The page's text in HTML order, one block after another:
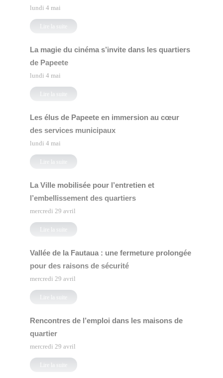
lundi 4 mai
Lire la suite
La magie du cinéma s’invite dans les quartiers
de Papeete
lundi 4 mai
Lire la suite
Les élus de Papeete en immersion au cœur
des services municipaux
lundi 4 mai
Lire la suite
La Ville mobilisée pour l’entretien et
l’embellissement des quartiers
mercredi 29 avril
Lire la suite
Vallée de la Fautaua : une fermeture prolongée
pour des raisons de sécurité
mercredi 29 avril
Lire la suite
Rencontres de l’emploi dans les maisons de
quartier
mercredi 29 avril
Lire la suite